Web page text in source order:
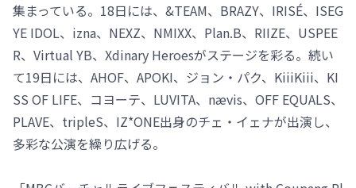
集まっている。18日には、&TEAM、BRAZY、IRISÉ、ISEG
YE IDOL、izna、NEXZ、NMIXX、Plan.B、RIIZE、USPEE
R、Virtual YB、Xdinary Heroesがステージを彩る。続い
て19日には、AHOF、APOKI、ジョン・パク、KiiiKiii、KI
SS OF LIFE、コヨーテ、LUVITA、nævis、OFF EQUALS、
PLAVE、tripleS、IZ*ONE出身のチェ・イェナが出演し、
多彩な公演を繰り広げる。